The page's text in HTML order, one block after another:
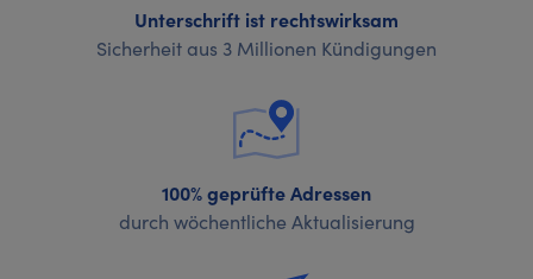
Unterschrift ist rechtswirksam
Sicherheit aus 3 Millionen Kündigungen
100% geprüfte Adressen
durch wöchentliche Aktualisierung